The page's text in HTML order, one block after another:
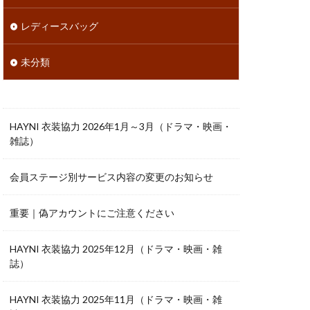
レディースバッグ
未分類
HAYNI 衣装協力 2026年1月～3月（ドラマ・映画・
雑誌）
会員ステージ別サービス内容の変更のお知らせ
重要｜偽アカウントにご注意ください
HAYNI 衣装協力 2025年12月（ドラマ・映画・雑
誌）
HAYNI 衣装協力 2025年11月（ドラマ・映画・雑